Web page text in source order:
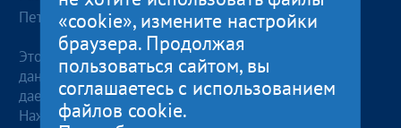
Петрозаводск
Этот сайт использует файлы cookies для хранения
данных. Продолжая использовать данный сайт, Вы
даете согласие на работу с этими файлами.
Нажимая кнопку «Отправить», я даю согласие на
«cookie», измените настройки
браузера. Продолжая
пользоваться сайтом, вы
соглашаетесь с использованием
файлов cookie.